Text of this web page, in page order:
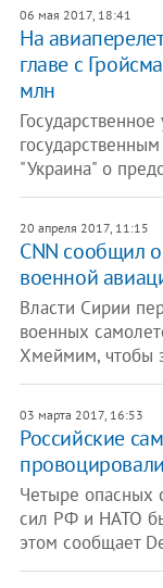
06 мая 2017, 18:41
На
главе с
млн
"Украина" о
20 апреля 2017, 11:15
CNN сообщил
военной
Власти Сирии
военных
Хмеймим, чтобы
03 марта 2017, 16:53
Российские
Четыре опасных
сил РФ и НАТО
этом сообщает